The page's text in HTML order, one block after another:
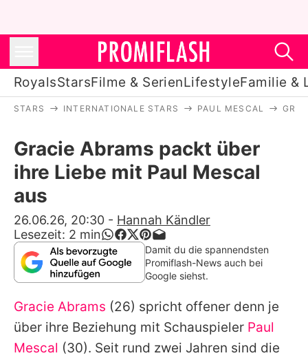
RoyalsStarsFilme & SerienLifestyleFamilie &
Stars
Filme & Serien
Lifestyle
Familie & Liebe
Promiflash Exklusiv
Alle Themen auf Promiflash
Jobs
STARS INTERNATIONALE STARS PAUL MESCAL
Gracie Abrams packt über
ihre Liebe mit Paul Mescal
aus
26.06.26, 20:30 - Hannah Kändler
Lesezeit: 2 min
Damit du die spannendsten
Promiflash-News auch bei
Google siehst.
Gracie Abrams (26) spricht offener denn je
über ihre Beziehung mit Schauspieler Paul
Mescal (30). Seit rund zwei Jahren sind die